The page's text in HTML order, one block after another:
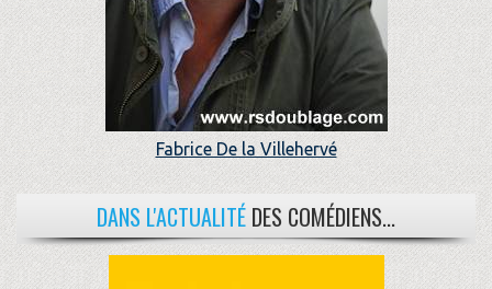
Fabrice De la Villehervé
DANS L'ACTUALITÉ DES COMÉDIENS...